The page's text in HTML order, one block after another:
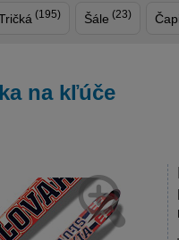
(195) Šále (23)
na kľúče